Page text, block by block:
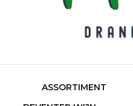
ASSORTIMENT